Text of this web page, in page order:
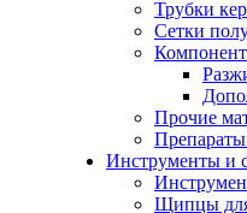
Трубки
Сетки
Прочие
Инструменты и
Щипцы для